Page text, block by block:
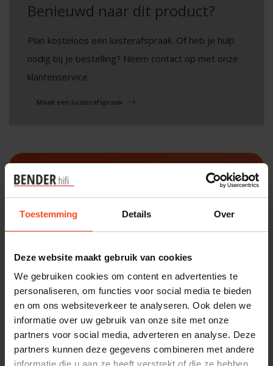
Toestemming Details Over
Deze website maakt gebruik van cookies
We gebruiken cookies om content en advertenties te
personaliseren, om functies voor social media te bieden
en om ons websiteverkeer te analyseren. Ook delen we
informatie over uw gebruik van onze site met onze
partners voor social media, adverteren en analyse. Deze
partners kunnen deze gegevens combineren met andere
informatie die u aan ze heeft verstrekt of die ze hebben
Benieuwd naar dit product?
Plan kosteloos een luisterafspraak. Of heb je hulp
nodig bij je bestelling? Neem contact op met onze
klantenservice.
Maak een luisterafspraak
Filters
Oehlbach